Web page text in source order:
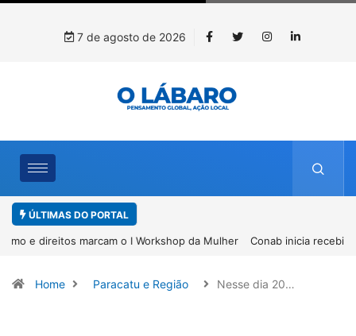
7 de agosto de 2026
ÚLTIMAS DO PORTAL
Conab inicia recebimento de documentos para solicitação do
Home Paracatu e Região Nesse dia 20…